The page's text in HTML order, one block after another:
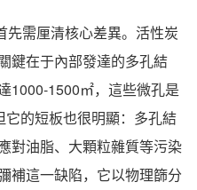
先需厘清核心差異。活性炭
鍵在于內部發達的多孔結
1000-1500㎡，這些微孔是
它的短板也很明顯：多孔結
對油脂、大顆粒雜質等污染
補這一缺陷，它以物理篩分